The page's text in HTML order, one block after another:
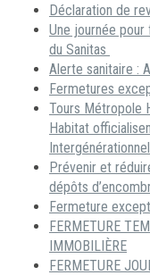
Déclaration de
Une journée
du Sanitas
Alerte sanitaire :
Fermetures
Tours Métropole
Habitat
Prévenir et
dépôts
Fermeture
FERMETURE
IMMOBILIÈRE
FERMETURE